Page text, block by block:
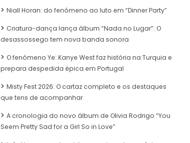
Niall Horan: do fenómeno ao luto em “Dinner Party”
Criatura-dança lança álbum “Nada no Lugar”: O
desassossego tem nova banda sonora
O fenómeno Ye: Kanye West faz história na Turquia e
prepara despedida épica em Portugal
Misty Fest 2026: O cartaz completo e os destaques
que tens de acompanhar
A cronologia do novo álbum de Olivia Rodrigo “You
Seem Pretty Sad for a Girl So in Love”